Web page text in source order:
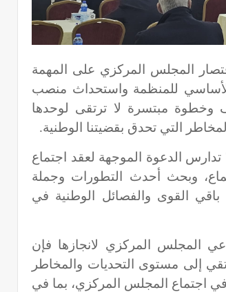
المجلس المركزي على المهمة
الأساسي للمنظمة واستحداث منصب
وخطوة مبتسرة لا ترتقى لوحدها
التي تحدق بقضيتنا الوطنية.
الدعوة الموجهة لعقد اجتماع
وبحث أحدث التطورات وجملة
القوى والفصائل الوطنية في
المجلس المركزي لانجازها فإن
إلى مستوى التحديات والمخاطر
اجتماع المجلس المركزي، بما في